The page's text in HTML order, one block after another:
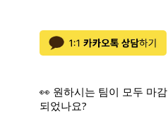
👀 원하시는 팀이 모두 마감
되었나요?